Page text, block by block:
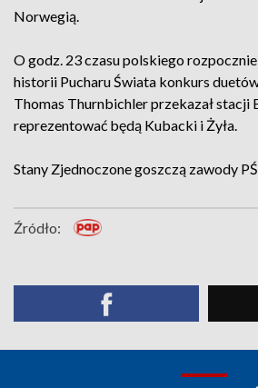
Norwegią.
O godz. 23 czasu polskiego
historii Pucharu Świata konkurs
Thomas Thurnbichler przekazał stacji
reprezentować będą Kubacki i Żyła.
Stany Zjednoczone goszczą zawody
Źródło: